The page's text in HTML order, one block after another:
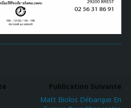
Publication Suivante
Matt Biolos Débarque En